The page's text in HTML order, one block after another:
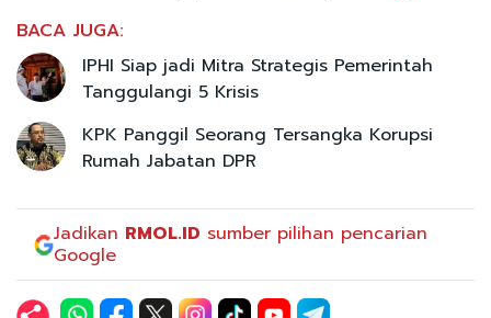
BACA JUGA:
IPHI Siap jadi Mitra Strategis Pemerintah
Tanggulangi 5 Krisis
KPK Panggil Seorang Tersangka Korupsi
Rumah Jabatan DPR
Jadikan RMOL.ID sumber pilihan pencarian
Google